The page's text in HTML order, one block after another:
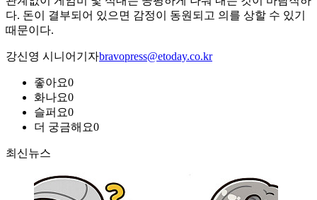
다. 돈이 결부되어 있으면 감정이 동원되고 의를 상할 수 있기
때문이다.
강신영 시니어기자bravopress@etoday.co.kr
좋아요0
화나요0
슬퍼요0
더 궁금해요0
최신뉴스